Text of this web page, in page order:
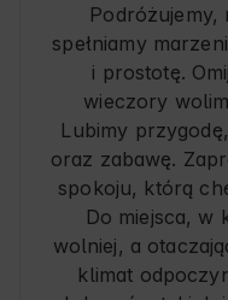
Podróżujemy,
spełniamy
i prostotę.
wieczory
Lubimy
oraz zabawę.
spokoju, którą
Do miejsca, w
wolniej, a
klimat